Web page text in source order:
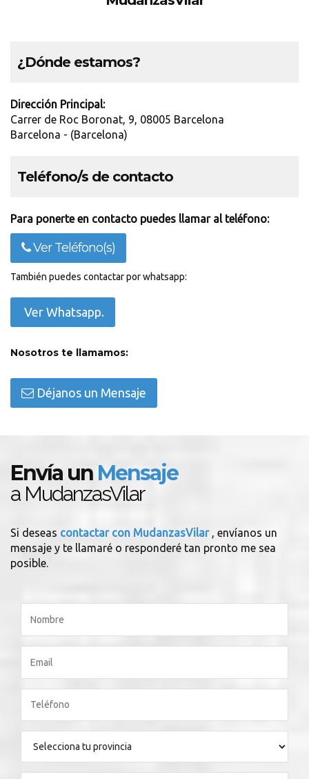
¿Dónde estamos?
Dirección Principal:
Carrer de Roc Boronat, 9, 08005 Barcelona
Barcelona - (Barcelona)
Teléfono/s de contacto
Para ponerte en contacto puedes llamar al teléfono:
Ver Teléfono(s)
También puedes contactar por whatsapp:
Ver Whatsapp.
Nosotros te llamamos:
Déjanos un Mensaje
Envía un Mensaje
a MudanzasVilar
Si deseas contactar con MudanzasVilar , envíanos un
mensaje y te llamaré o responderé tan pronto me sea
posible.